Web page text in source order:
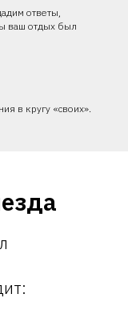
ответы,
ваш отдых был
в кругу «своих».